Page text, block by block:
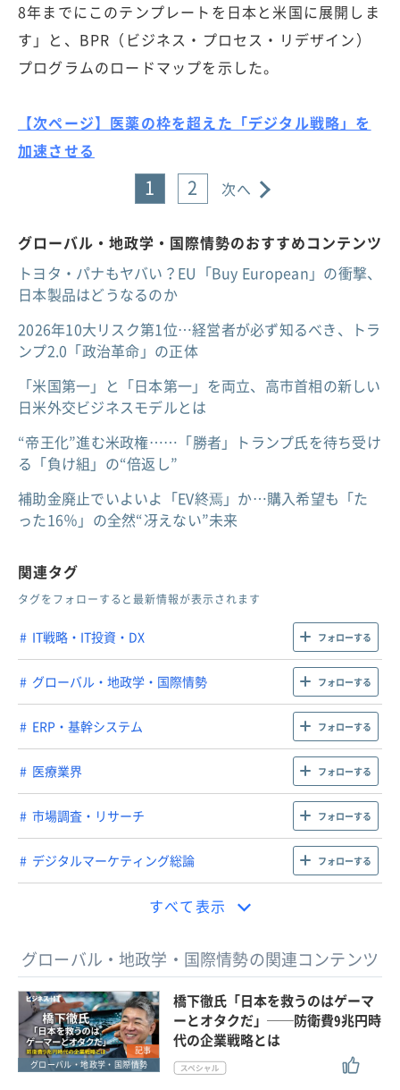
8年までにこのテンプレートを日本と米国に展開しま
す」と、BPR（ビジネス・プロセス・リデザイン）
プログラムのロードマップを示した。
【次ページ】医薬の枠を超えた「デジタル戦略」を
加速させる
1 2 次へ
グローバル・地政学・国際情勢のおすすめコンテンツ
トヨタ・パナもヤバい？EU「Buy European」の衝撃、
日本製品はどうなるのか
2026年10大リスク第1位…経営者が必ず知るべき、トラ
ンプ2.0「政治革命」の正体
「米国第一」と「日本第一」を両立、高市首相の新しい
日米外交ビジネスモデルとは
“帝王化”進む米政権……「勝者」トランプ氏を待ち受け
る「負け組」の“倍返し”
補助金廃止でいよいよ「EV終焉」か…購入希望も「た
った16％」の全然“冴えない”未来
関連タグ
タグをフォローすると最新情報が表示されます
IT戦略・IT投資・DX フォローする
グローバル・地政学・国際情勢 フォローする
ERP・基幹システム フォローする
医療業界 フォローする
市場調査・リサーチ フォローする
デジタルマーケティング総論 フォローする
すべて表示
グローバル・地政学・国際情勢の関連コンテンツ
記事
グローバル・地政学・国際情勢
橋下徹氏「日本を救うのはゲーマ
ーとオタクだ」──防衛費9兆円時
代の企業戦略とは